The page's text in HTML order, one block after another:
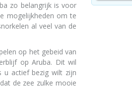
zo belangrijk is voor
mogelijkheden om te
al veel van de
op het gebeid van
op Aruba. Dit wil
u actief bezig wilt zijn
de zee zulke mooie